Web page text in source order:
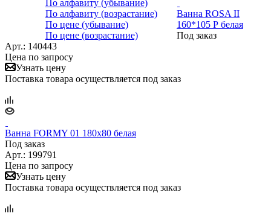
По алфавиту (убывание)
По алфавиту (возрастание)
По цене (убывание)
По цене (возрастание)
Ванна ROSA II
160*105 Р белая
Под заказ
Арт.: 140443
Цена по запросу
Узнать цену
Поставка товара осуществляется под заказ
Ванна FORMY 01 180x80 белая
Под заказ
Арт.: 199791
Цена по запросу
Узнать цену
Поставка товара осуществляется под заказ